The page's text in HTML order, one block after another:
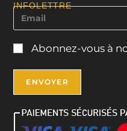
INFOLETTRE
Abonnez-vous à